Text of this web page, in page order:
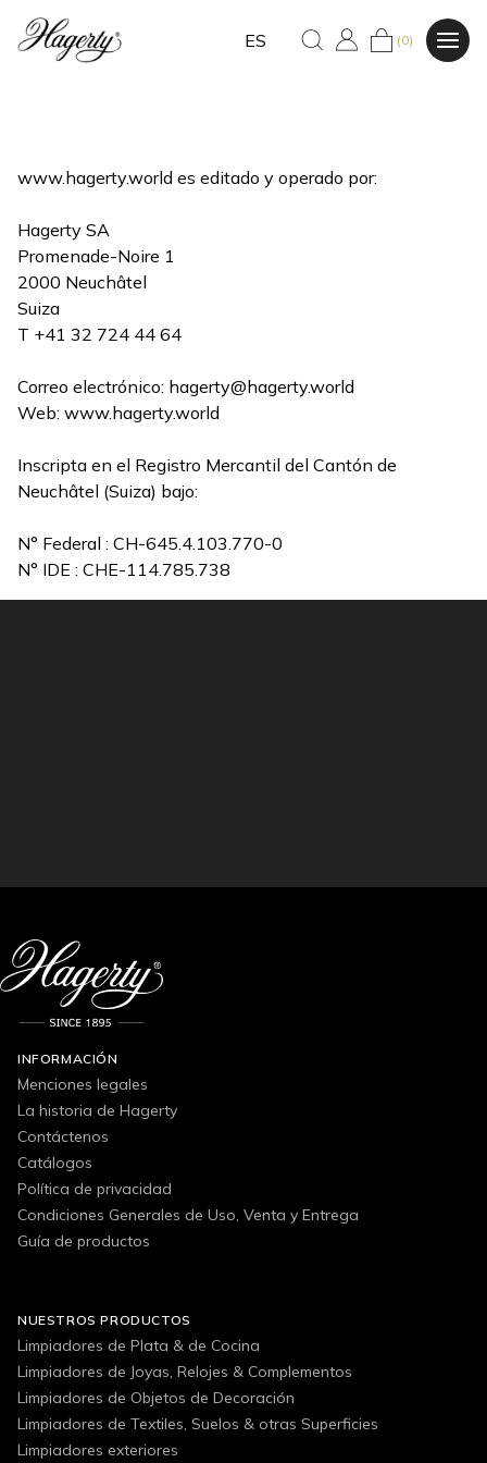
ES (0)
www.hagerty.world es editado y operado por:
Hagerty SA
Promenade-Noire 1
2000 Neuchâtel
Suiza
T +41 32 724 44 64
Correo electrónico: hagerty@hagerty.world
Web: www.hagerty.world
Inscripta en el Registro Mercantil del Cantón de
Neuchâtel (Suiza) bajo:
N° Federal : CH-645.4.103.770-0
N° IDE : CHE-114.785.738
INFORMACIÓN
Menciones legales
La historia de Hagerty
Contáctenos
Catálogos
Política de privacidad
Condiciones Generales de Uso, Venta y Entrega
Guía de productos
NUESTROS PRODUCTOS
Limpiadores de Plata & de Cocina
Limpiadores de Joyas, Relojes & Complementos
Limpiadores de Objetos de Decoración
Limpiadores de Textiles, Suelos & otras Superficies
Limpiadores exteriores